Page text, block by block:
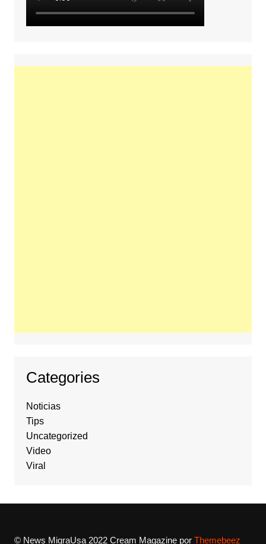
Categories
Noticias
Tips
Uncategorized
Video
Viral
© News MigraUsa 2022Cream Magazine por Themebeez